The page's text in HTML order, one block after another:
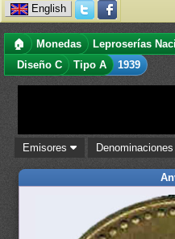
English
🏠 Monedas Leproserías
Diseño C
Tipo A 1939
Emisores